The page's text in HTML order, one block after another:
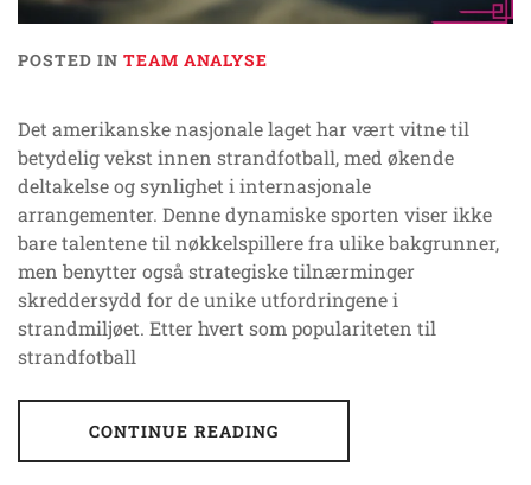
POSTED IN TEAM ANALYSE
Det amerikanske nasjonale laget har vært vitne til
betydelig vekst innen strandfotball, med økende
deltakelse og synlighet i internasjonale
arrangementer. Denne dynamiske sporten viser ikke
bare talentene til nøkkelspillere fra ulike bakgrunner,
men benytter også strategiske tilnærminger
skreddersydd for de unike utfordringene i
strandmiljøet. Etter hvert som populariteten til
strandfotball
CONTINUE READING